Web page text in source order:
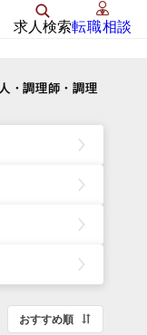
求人検索転職相談
・調理師・調理
おすすめ順